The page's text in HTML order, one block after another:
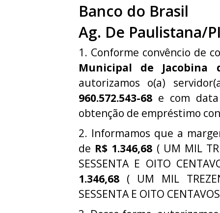
Banco do Brasil
Ag. De Paulistana/
1. Conforme convêncio de
Municipal de Jacobina
autorizamos o(a)
960.572.543-68 e com
obtenção de empréstimo
2. Informamos que a
de R$ 1.346,68 ( UM MIL
SESSENTA E OITO
1.346,68 ( UM MIL
SESSENTA E OITO